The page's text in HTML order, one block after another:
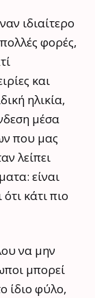
ιδιαίτερο
φορές,
και
ηλικία,
μέσα
που μας
λείπει
είναι
κάτι πιο
να μην
μπορεί
ίδιο φύλο,